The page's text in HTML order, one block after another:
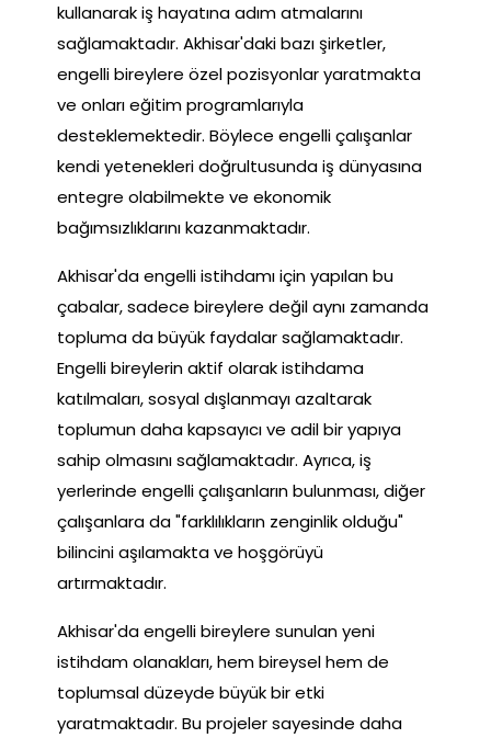
kullanarak iş hayatına adım atmalarını
sağlamaktadır. Akhisar'daki bazı şirketler,
engelli bireylere özel pozisyonlar yaratmakta
ve onları eğitim programlarıyla
desteklemektedir. Böylece engelli çalışanlar
kendi yetenekleri doğrultusunda iş dünyasına
entegre olabilmekte ve ekonomik
bağımsızlıklarını kazanmaktadır.
Akhisar'da engelli istihdamı için yapılan bu
çabalar, sadece bireylere değil aynı zamanda
topluma da büyük faydalar sağlamaktadır.
Engelli bireylerin aktif olarak istihdama
katılmaları, sosyal dışlanmayı azaltarak
toplumun daha kapsayıcı ve adil bir yapıya
sahip olmasını sağlamaktadır. Ayrıca, iş
yerlerinde engelli çalışanların bulunması, diğer
çalışanlara da "farklılıkların zenginlik olduğu"
bilincini aşılamakta ve hoşgörüyü
artırmaktadır.
Akhisar'da engelli bireylere sunulan yeni
istihdam olanakları, hem bireysel hem de
toplumsal düzeyde büyük bir etki
yaratmaktadır. Bu projeler sayesinde daha